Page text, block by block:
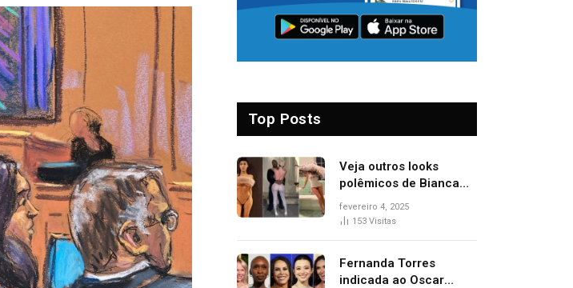
Top Posts
Veja outros looks
polêmicos de Bianca
Censori, esposa de
Kanye West que
fevereiro 4, 2025
153 Visitas
Fernanda Torres
indicada ao Oscar